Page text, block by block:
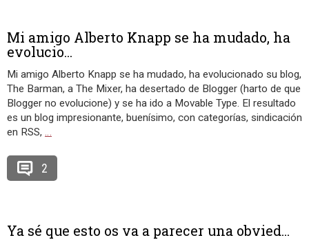
Mi amigo Alberto Knapp se ha mudado, ha
evolucio...
Mi amigo Alberto Knapp se ha mudado, ha evolucionado su blog,
The Barman, a The Mixer, ha desertado de Blogger (harto de que
Blogger no evolucione) y se ha ido a Movable Type. El resultado
es un blog impresionante, buenísimo, con categorías, sindicación
en RSS, …
2
Ya sé que esto os va a parecer una obvied...